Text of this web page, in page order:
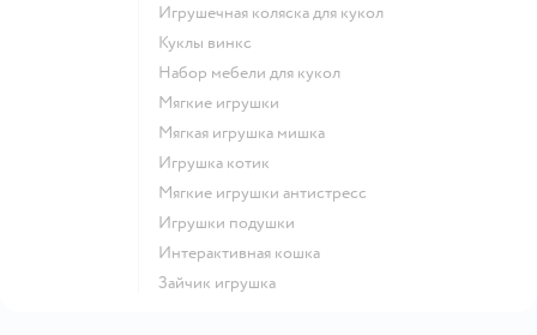
Игрушечная коляска для кукол
Куклы винкс
Набор мебели для кукол
Мягкие игрушки
Мягкая игрушка мишка
Игрушка котик
Мягкие игрушки антистресс
Игрушки подушки
Интерактивная кошка
Зайчик игрушка